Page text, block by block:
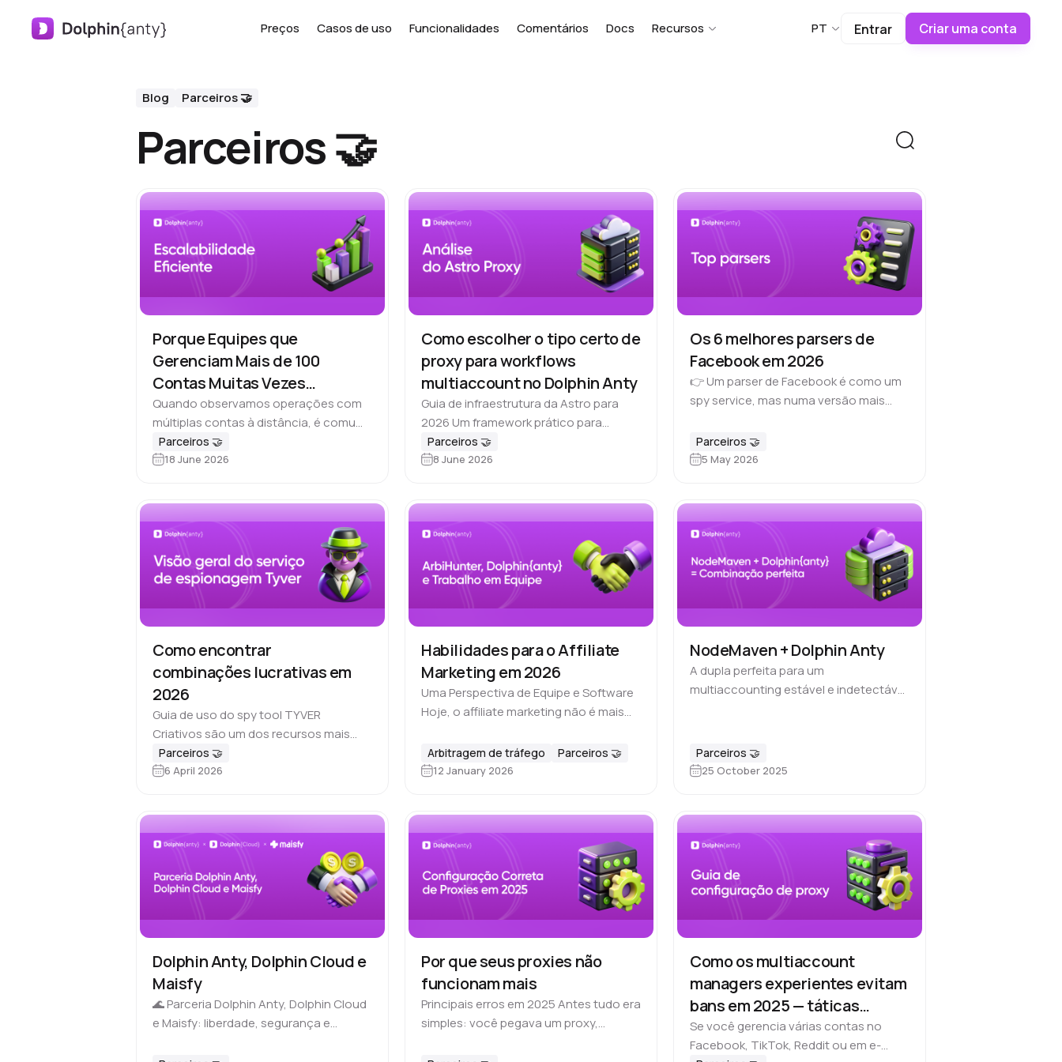
Preços Casos de uso Funcionalidades Comentários Docs Recursos PT Entrar Criar uma conta
Blog Parceiros 🤝
Parceiros 🤝
Porque Equipes que
Gerenciam Mais de 100
Contas Muitas Vezes
Percebem Tarde Demais que
o Problema Nunca Foi as
Contas
Quando observamos operações com
múltiplas contas à distância, é comum
assumir que escalabilidade depende
quase sempre das mesmas variáveis:
Parceiros 🤝
18 June 2026
Como escolher o tipo certo de
proxy para workflows
multiaccount no Dolphin Anty
Guia de infraestrutura da Astro para
2026 Um framework prático para
combinar proxies residenciais, móveis
e datacenter com cada plataforma
Parceiros 🤝
8 June 2026
Os 6 melhores parsers de
Facebook em 2026
👉 Um parser de Facebook é como um
spy service, mas numa versão mais
formato de código e o parser devolve o
resultado através de…
Parceiros 🤝
5 May 2026
Como encontrar
combinações lucrativas em
2026
Guia de uso do spy tool TYVER
Criativos são um dos recursos mais
caros e trabalhosos no arbitragem de
tráfego. Produzir vídeos e imagens do
Parceiros 🤝
6 April 2026
Habilidades para o Affiliate
Marketing em 2026
Uma Perspectiva de Equipe e Software
Hoje, o affiliate marketing não é mais
seus primeiros cases sozinho, mas se
o objetivo é realmente…
Arbitragem de tráfego Parceiros 🤝
12 January 2026
NodeMaven + Dolphin Anty
A dupla perfeita para um
multiaccounting estável e indetectável
desempenho fluido e confiável ao
usar…
Parceiros 🤝
25 October 2025
Dolphin Anty, Dolphin Cloud e
Maisfy
🌊 Parceria Dolphin Anty, Dolphin Cloud
e Maisfy: liberdade, segurança e
Por que seus proxies não
funcionam mais
Principais erros em 2025 Antes tudo era
simples: você pegava um proxy,
Como os multiaccount
managers experientes evitam
bans em 2025 — táticas
internas no uso de proxy
Se você gerencia várias contas no
Facebook, TikTok, Reddit ou em e-